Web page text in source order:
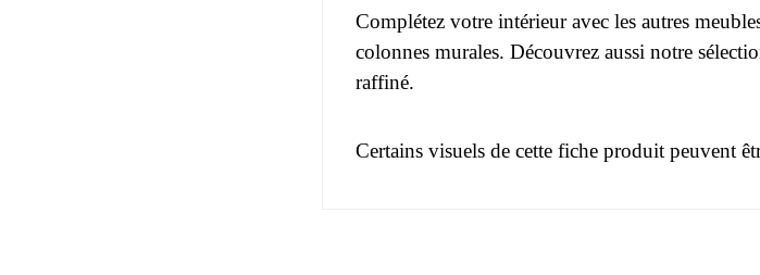
Complétez votre intérieur avec les autres
colonnes murales. Découvrez aussi notre
raffiné.
Certains visuels de cette fiche produit peuvent